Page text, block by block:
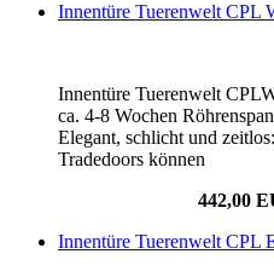
Innentüre Tuerenwelt CPL
Innentüre Tuerenwelt
ca. 4-8 Wochen
Elegant, schlicht und
Tradedoors können
442,00
Innentüre Tuerenwelt CPL